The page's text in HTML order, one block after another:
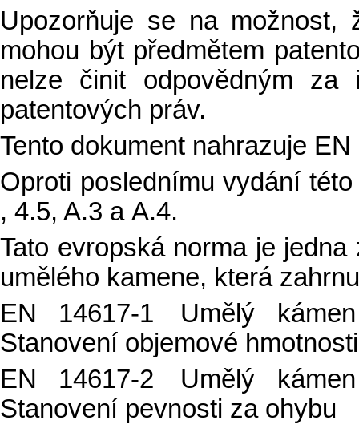
Upozorňuje se na možnost,
mohou být předmětem
nelze činit odpovědným za
patentových práv.
Tento dokument nahrazuje
Oproti poslednímu vydání
, 4.5, A.3 a A.4.
Tato evropská norma je
umělého kamene, která
EN 14617-1
Umělý
Stanovení objemové
EN 14617-2
Umělý
Stanovení pevnosti za ohybu